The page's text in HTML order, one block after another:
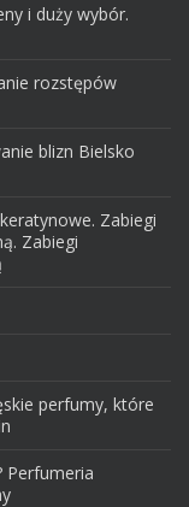
i duży wybór.
rozstępów
blizn Bielsko
Zabiegi
Zabiegi
perfumy, które
Perfumeria